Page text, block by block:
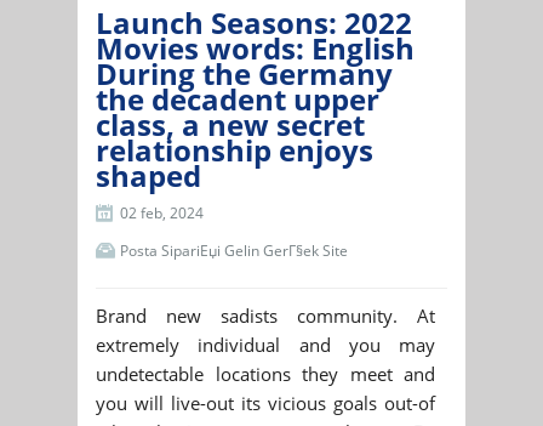
Launch Seasons: 2022
Movies words: English
During the Germany
the decadent upper
class, a new secret
relationship enjoys
shaped
02 feb, 2024
Posta SipariЕџi Gelin GerГ§ek Site
Brand new sadists community. At
extremely individual and you may
undetectable locations they meet and
you will live-out its vicious goals out-of